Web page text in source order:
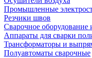
Промышленные
Резчики швов
Сварочное оборудование
Аппараты для сварки
Трансформаторы и
Полуавтоматы сварочные